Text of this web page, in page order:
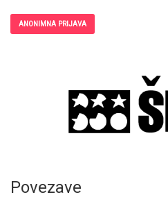
ANONIMNA PRIJAVA
Povezave